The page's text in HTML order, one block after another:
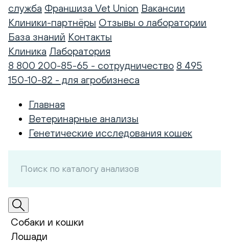
служба Франшиза Vet Union Вакансии
Клиники-партнёры Отзывы о лаборатории
База знаний Контакты
Клиника Лаборатория
8 800 200-85-65 - сотрудничество 8 495
150-10-82 - для агробизнеса
Главная
Ветеринарные анализы
Генетические исследования кошек
Собаки и кошки
Лошади